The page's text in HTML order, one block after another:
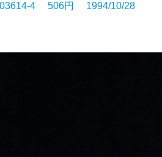
4 506円 1994/10/28